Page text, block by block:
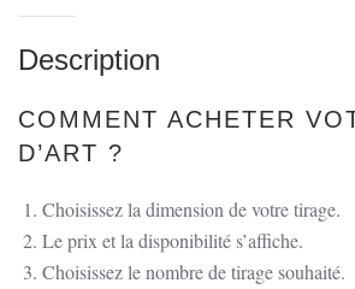
de
Passe-
Partout
–
Sortie
route,
Ghisoni.
Description
COMMENT ACHETER
D’ART ?
Choisissez la dimension de votre tirage.
Le prix et la disponibilité s’affiche.
Choisissez le nombre de tirage souhaité.